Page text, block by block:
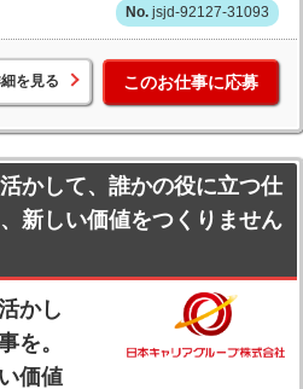
jsjd-92127-31093
を見る このお仕事に応募
かして、誰かの役に立つ仕
新しい価値をつくりません
かし
を。
価値